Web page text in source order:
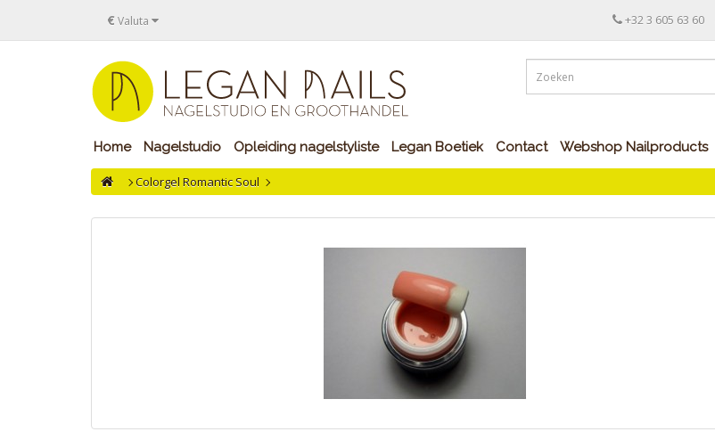
€ Valuta +32 3 605 63 60
Home Nagelstudio Opleiding nagelstyliste Legan Boetiek Contact Webshop Nailproducts
Colorgel Romantic Soul